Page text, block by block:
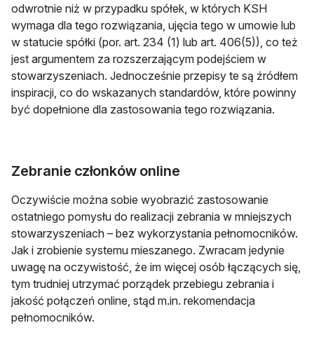
odwrotnie niż w przypadku spółek, w których KSH
wymaga dla tego rozwiązania, ujęcia tego w umowie lub
w statucie spółki (por. art. 234 (1) lub art. 406(5)), co też
jest argumentem za rozszerzającym podejściem w
stowarzyszeniach. Jednocześnie przepisy te są źródłem
inspiracji, co do wskazanych standardów, które powinny
być dopełnione dla zastosowania tego rozwiązania.
Zebranie członków online
Oczywiście można sobie wyobrazić zastosowanie
ostatniego pomysłu do realizacji zebrania w mniejszych
stowarzyszeniach – bez wykorzystania pełnomocników.
Jak i zrobienie systemu mieszanego. Zwracam jedynie
uwagę na oczywistość, że im więcej osób łączących się,
tym trudniej utrzymać porządek przebiegu zebrania i
jakość połączeń online, stąd m.in. rekomendacja
pełnomocników.